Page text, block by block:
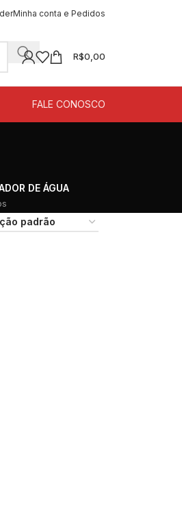
Minha conta e Pedidos
R$0,00
FALE CONOSCO
DE ÁGUA